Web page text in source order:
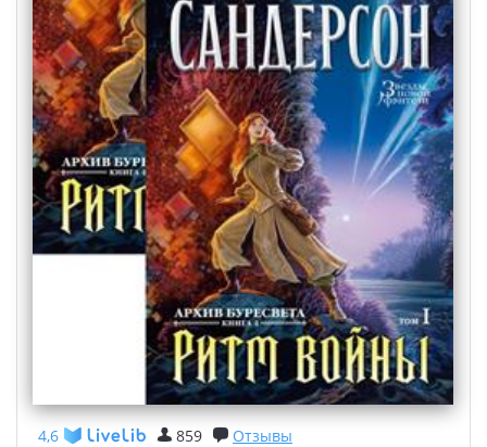
4,6 859
Отзывы